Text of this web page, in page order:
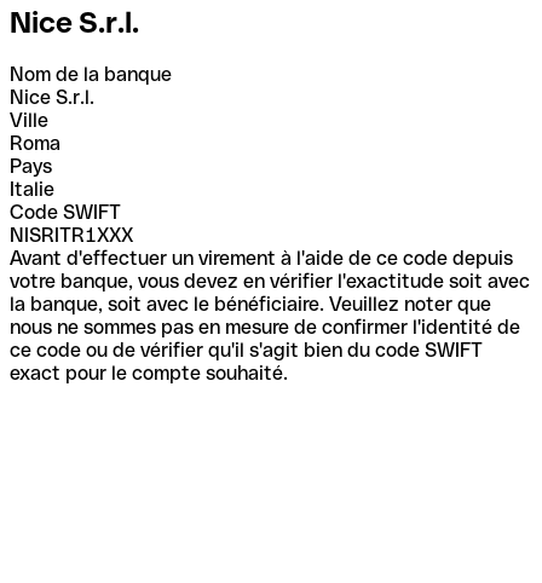
Nice S.r.l.
Nom de la banque
Nice S.r.l.
Ville
Roma
Pays
Italie
Code SWIFT
NISRITR1XXX
Avant d'effectuer un virement à l'aide de ce code depuis
votre banque, vous devez en vérifier l'exactitude soit avec
la banque, soit avec le bénéficiaire. Veuillez noter que
nous ne sommes pas en mesure de confirmer l'identité de
ce code ou de vérifier qu'il s'agit bien du code SWIFT
exact pour le compte souhaité.